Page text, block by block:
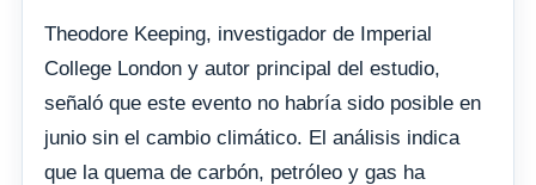
Theodore Keeping, investigador de Imperial
College London y autor principal del estudio,
señaló que este evento no habría sido posible en
junio sin el cambio climático. El análisis indica
que la quema de carbón, petróleo y gas ha